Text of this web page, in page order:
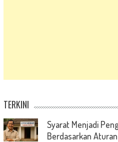
TERKINI
Syarat Menjadi
Berdasarkan